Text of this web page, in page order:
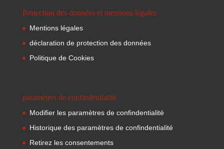
Protection des données et mentions légales
Mentions légales
déclaration de protection des données
Politique de Cookies
paramètres de confindentialité
Modifier les paramètres de confindentialité
Historique des paramètres de confindentialité
Retirez les consentements